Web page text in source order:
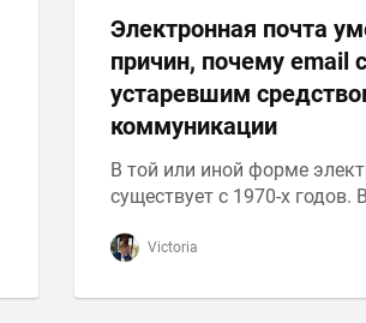
Электронная почта
причин, почему email
устаревшим
коммуникации
В той или иной форме
существует с 1970-х годов.
Victoria